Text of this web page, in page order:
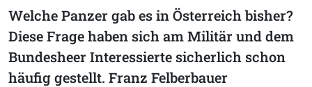
Welche Panzer gab es in Österreich bisher?
Diese Frage haben sich am Militär und dem
Bundesheer Interessierte sicherlich schon
häufig gestellt. Franz Felberbauer